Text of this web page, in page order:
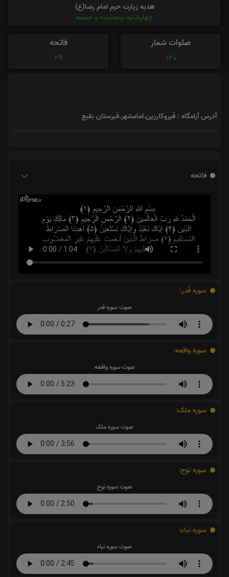
هدیه زیارت حرم امام رضا(ع)
چهارشنبه،پنجشنبه و جمعه
صلوات شمار
120
فاتحه
29
آدرس آرامگاه : قیروکارزین.امامشهر.قبرستان بقیع
فاتحه
سوره قدر:
صوت سوره قدر
سوره واقعه:
صوت سوره واقعه
سوره ملک:
صوت سوره ملک
سوره نوح:
صوت سوره نوح
سوره نباء:
صوت سوره نباء